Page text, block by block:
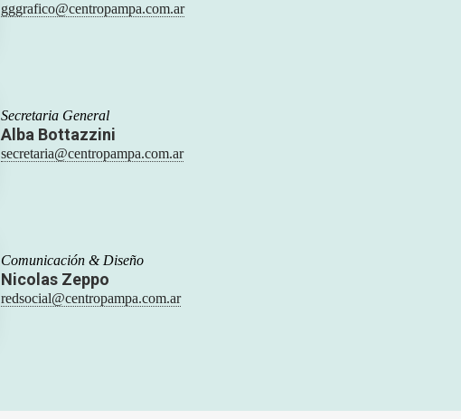
gggrafico@centropampa.com.ar
Secretaria General
Alba Bottazzini
secretaria@centropampa.com.ar
Comunicación & Diseño
Nicolas Zeppo
redsocial@centropampa.com.ar